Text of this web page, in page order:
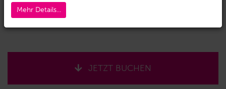
JETZT BUCHEN
Mehr Details...